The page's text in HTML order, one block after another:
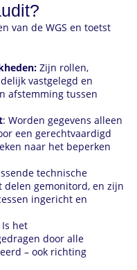
van de WGS en toetst
Zijn rollen,
vastgelegd en
afstemming tussen
: Worden gegevens alleen
een gerechtvaardigd
naar het beperken
technische
gemonitord, en zijn
ingericht en
Is het
door alle
– ook richting